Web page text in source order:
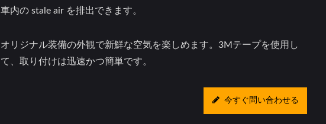
車内の stale air を排出できます。
オリジナル装備の外観で新鮮な空気を楽しめます。3Mテープを使用し
て、取り付けは迅速かつ簡単です。
今すぐ問い合わせる